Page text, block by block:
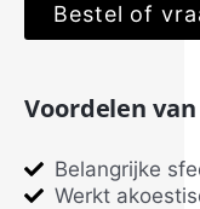
Bestel of
Voordelen
Belangrijke
Werkt